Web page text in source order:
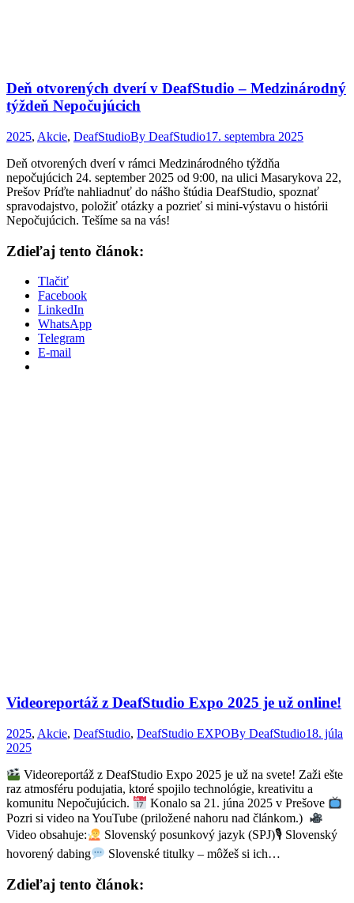
Deň otvorených dverí v DeafStudio – Medzinárodný
týždeň Nepočujúcich
2025, Akcie, DeafStudioBy DeafStudio17. septembra 2025
Deň otvorených dverí v rámci Medzinárodného týždňa
nepočujúcich 24. september 2025 od 9:00, na ulici Masarykova 22,
Prešov Príďte nahliadnuť do nášho štúdia DeafStudio, spoznať
spravodajstvo, položiť otázky a pozrieť si mini-výstavu o histórii
Nepočujúcich. Tešíme sa na vás!
Zdieľaj tento článok:
Tlačiť
Facebook
LinkedIn
WhatsApp
Telegram
E-mail
Videoreportáž z DeafStudio Expo 2025 je už online!
2025, Akcie, DeafStudio, DeafStudio EXPOBy DeafStudio18. júla
2025
Videoreportáž z DeafStudio Expo 2025 je už na svete! Zaži ešte
raz atmosféru podujatia, ktoré spojilo technológie, kreativitu a
komunitu Nepočujúcich.
Konalo sa 21. júna 2025 v Prešove
Pozri si video na YouTube (priložené nahoru nad článkom.)
Video obsahuje:
Slovenský posunkový jazyk (SPJ)🎙 Slovenský
hovorený dabing
Slovenské titulky – môžeš si ich…
Zdieľaj tento článok: